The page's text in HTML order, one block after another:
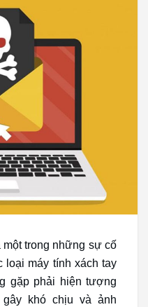
một trong những sự cố
loại máy tính xách tay
gặp phải hiện tượng
khó chịu và ảnh